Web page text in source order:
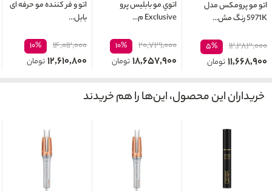
اتو مو پرومکس مدل
5971K رنگ مش...
۱۲,۲۸۳,۰۰۰ ۵%
۱۱,۶۶۸,۹۰۰تومان
اتوي مو بابليس پرو
Exclusive م...
۲۰,۷۳۱,۰۰۰ ۱۰%
۱۸,۶۵۷,۹۰۰تومان
اتو و فر کننده مو حرفه ای
بابل...
۱۴,۰۱۲,۰۰۰ ۱۰%
۱۲,۶۱۰,۸۰۰تومان
خریداران این محصول، این‌ها را هم خریدند